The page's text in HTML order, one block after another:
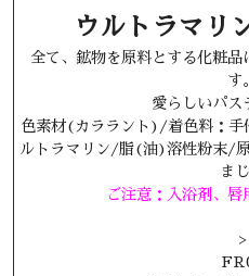
ウルトラマ
全て、鉱物を原料とする化粧
す。
愛らしいパス
色素材(カララント)/着色料：手
ルトラマリン/脂(油)溶性粉末/
ま
ご注意：入浴剤、唇
>